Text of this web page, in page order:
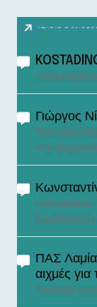
Γιώργος
Πολιτική
στο
reloaded»:
ΠΑΣ
αιχμές
Τσιλαλή